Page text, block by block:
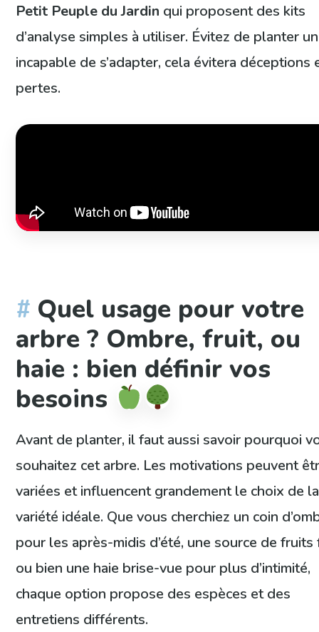
Petit Peuple du Jardin qui proposent des kits
d’analyse simples à utiliser. Évitez de planter
incapable de s’adapter, cela évitera déceptions
pertes.
Quel usage pour votre
arbre ? Ombre, fruit, ou
haie : bien définir vos
besoins
Avant de planter, il faut aussi savoir pourquoi
souhaitez cet arbre. Les motivations peuvent
variées et influencent grandement le choix de la
variété idéale. Que vous cherchiez un coin
pour les après-midis d’été, une source de fruits
ou bien une haie brise-vue pour plus d’intimité,
chaque option propose des espèces et des
entretiens différents.